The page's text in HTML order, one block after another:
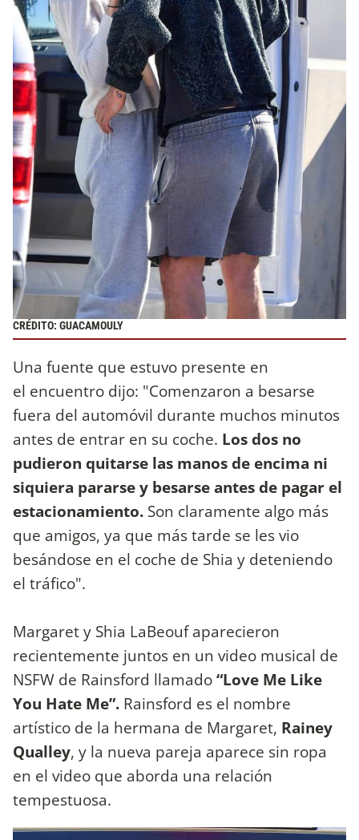
CRÉDITO: GUACAMOULY
Una fuente que estuvo presente en
el encuentro dijo: "Comenzaron a besarse
fuera del automóvil durante muchos minutos
antes de entrar en su coche. Los dos no
pudieron quitarse las manos de encima ni
siquiera pararse y besarse antes de pagar el
estacionamiento. Son claramente algo más
que amigos, ya que más tarde se les vio
besándose en el coche de Shia y deteniendo
el tráfico".
Margaret y Shia LaBeouf aparecieron
recientemente juntos en un video musical de
NSFW de Rainsford llamado“Love Me Like
You Hate Me”. Rainsford es el nombre
artístico de la hermana de Margaret, Rainey
Qualley, y la nueva pareja aparece sin ropa
en el video que aborda una relación
tempestuosa.